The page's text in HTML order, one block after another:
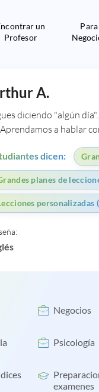
un
Profesor
Para
A.
diciendo "algún
a hablar
dicen:
planes de
personalizadas
Negocios
Psicología
examenes